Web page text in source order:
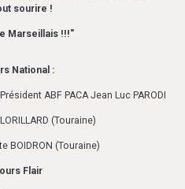
sourire !
Marseillais !!!"
National :
Président ABF PACA Jean Luc PARODI
(Touraine)
BOIDRON (Touraine)
Flair